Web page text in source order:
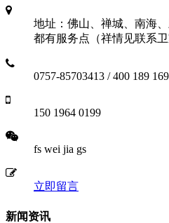
地址：佛山、禅城、南海
都有服务点（祥情见联系卫
0757-85703413 / 400 189
150 1964 0199
fs wei jia gs
立即留言
新闻资讯